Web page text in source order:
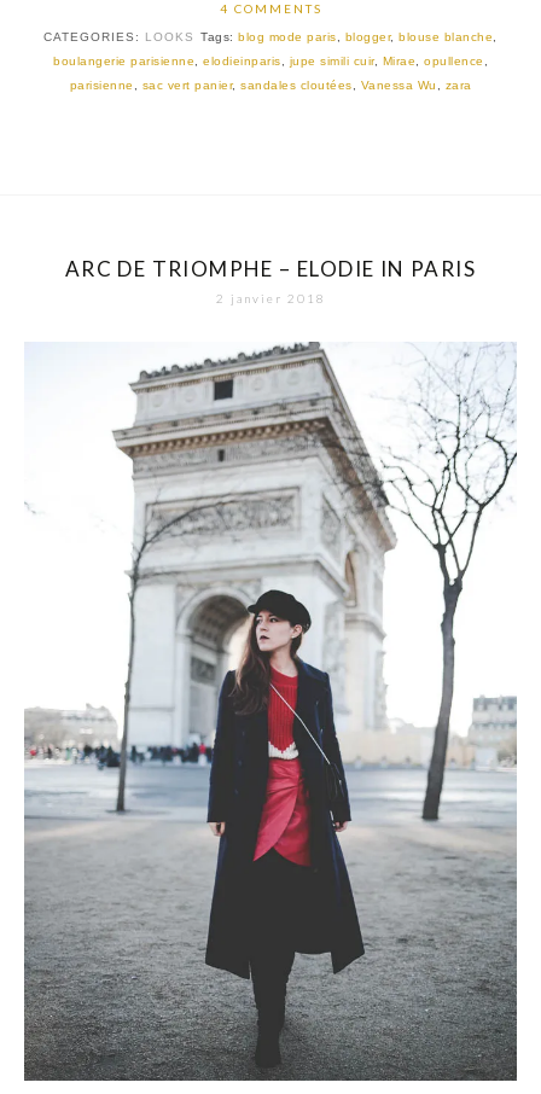
4 COMMENTS
CATEGORIES: LOOKS Tags: blog mode paris, blogger, blouse blanche,
boulangerie parisienne, elodieinparis, jupe simili cuir, Mirae, opullence ,
parisienne , sac vert panier, sandales cloutées, Vanessa Wu , zara
ARC DE TRIOMPHE – ELODIE IN PARIS
2 janvier 2018